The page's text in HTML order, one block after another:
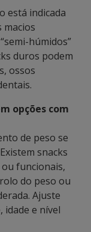
está indicada
macios
húmidos”
duros podem
ossos
opções com
de peso se
snacks
funcionais,
do peso ou
Ajuste
idade e nível